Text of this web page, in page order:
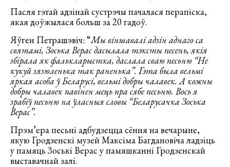
Пасля гэтай адзінай сустрэчы пачалася перапіска,
якая доўжылася больш за 20 гадоў.
Яўген Петрашэвіч: “Мы віншавалі адзін аднаго са
святамі, Зоська Верас дасылала тэксты песень, якія
збірала як фалькларыстка, даслала сваю песьню “Не
кукуй зязюленька так раненька”. Гэта была вельмі
яркая асоба ў Беларусі, вельмі добры чалавек. А кожны
добры чалавек павінен мець пра сябе песьню. Вось я
зрабіў песьню на ўласныя словы “Беларусачка Зоська
Верас”.
Прэм’ера песьні адбудзецца сёння на вечарыне,
якую Гродзенскі музей Максіма Багдановіча ладзіць
у памяць Зоські Верас у памяшканні Гродзенскай
выставачнай залі.